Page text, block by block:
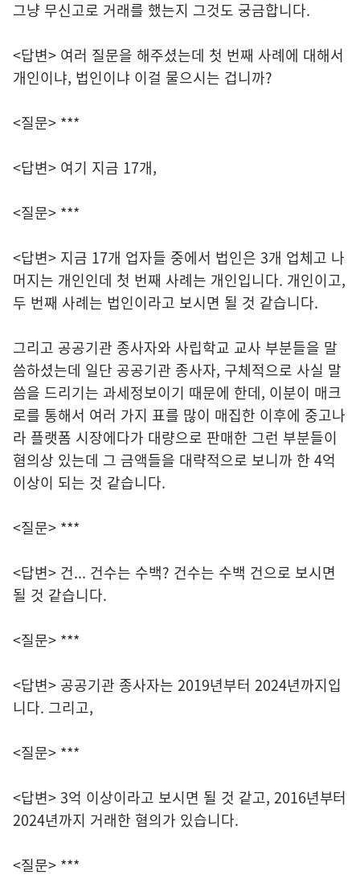
그냥 무신고로 거래를 했는지 그것도 궁금합니다.
<답변> 여러 질문을 해주셨는데 첫 번째 사례에 대해서
개인이냐, 법인이냐 이걸 물으시는 겁니까?
<질문> ***
<답변> 여기 지금 17개,
<질문> ***
<답변> 지금 17개 업자들 중에서 법인은 3개 업체고 나
머지는 개인인데 첫 번째 사례는 개인입니다. 개인이고,
두 번째 사례는 법인이라고 보시면 될 것 같습니다.
그리고 공공기관 종사자와 사립학교 교사 부분들을 말
씀하셨는데 일단 공공기관 종사자, 구체적으로 사실 말
씀을 드리기는 과세정보이기 때문에 한데, 이분이 매크
로를 통해서 여러 가지 표를 많이 매집한 이후에 중고나
라 플랫폼 시장에다가 대량으로 판매한 그런 부분들이
혐의상 있는데 그 금액들을 대략적으로 보니까 한 4억
이상이 되는 것 같습니다.
<질문> ***
<답변> 건... 건수는 수백? 건수는 수백 건으로 보시면
될 것 같습니다.
<질문> ***
<답변> 공공기관 종사자는 2019년부터 2024년까지입
니다. 그리고,
<질문> ***
<답변> 3억 이상이라고 보시면 될 것 같고, 2016년부터
2024년까지 거래한 혐의가 있습니다.
<질문> ***